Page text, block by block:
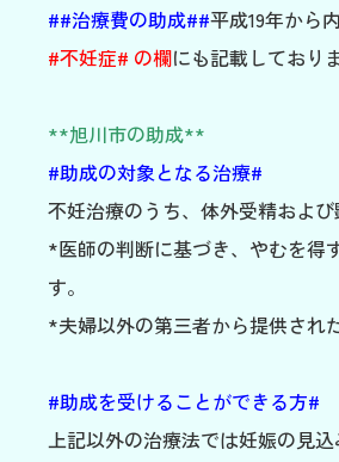
##治療費の助成##平成19年から
#不妊症# の欄にも記載しており
**旭川市の助成**
#助成の対象となる治療#
不妊治療のうち、体外受精およ
*医師の判断に基づき、やむを得
す。
*夫婦以外の第三者から提供され
#助成を受けることができる方#
上記以外の治療法では妊娠の見